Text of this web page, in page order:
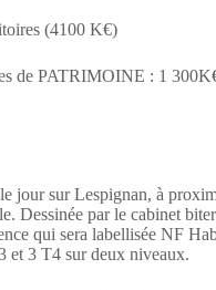
(4100 K€)
de PATRIMOINE : 1
jour sur Lespignan, à
Dessinée par le cabinet
qui sera labellisée NF
et 3 T4 sur deux niveaux.